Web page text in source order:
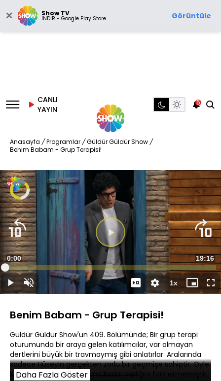
Show TV
İNDİR - Google Play Store Görüntüle
CANLI
YAYIN
5
Anasayfa / Programlar / Güldür Güldür Show /
Benim Babam - Grup Terapisi!
DuraklatSesi
Aç
Süre
0:00 Toplam
Süre
19:16
Yüklendi:
0.94%
1xOynatma
Hızı
Mini
oynatıcı
Benim Babam - Grup Terapisi!
Güldür Güldür Show'un 409. Bölümünde; Bir grup terapi
oturumunda bir araya gelen katılımcılar, var olmayan
dertlerini büyük bir travmaymış gibi anlatırlar. Aralarında
sadece Hüseyin gerçekten zorlu bir geçmişe sahiptir. Öyle
ki babası, onun yedi yaşına kadar varlığını fark etmemiştir.
Daha Fazla Göster